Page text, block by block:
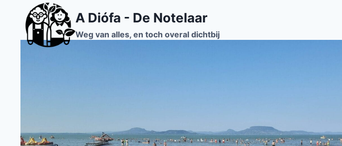
Doorgaan
inhoud
A Diófa - De Notelaar
Weg van alles, en toch overal dichtbij